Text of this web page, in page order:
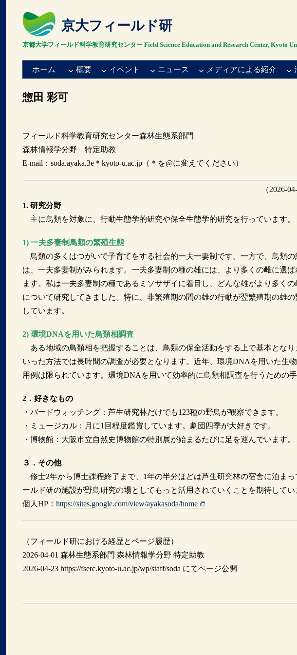
京大フィールド研
京都大学フィールド科学教育研究センター Field Science Education and Research Center, Kyoto
ホーム 概要 イベント ニュース メディアによる紹介
惣田 彩可
フィールド科学教育研究センター森林生態系部門
森林情報学分野 特定助教
E-mail：soda.ayaka.3e＊kyoto-u.ac.jp（＊を@に変えてください）
（2026-
1. 研究分野
主に鳥類を対象に、行動生態学的研究や保全生態学的研究を行っています。
1) 一夫多妻制鳥類の繁殖生態
鳥類の多くはつがいで子育てをする社会的一夫一妻制です。一方で、鳥類の
は、一夫多妻制がみられます。一夫多妻制の種の雄には、より多くの雌に選
ます。私は一夫多妻制の種であるミソサザイに着目し、どんな雄がより多く
について研究してきました。特に、非繁殖期の間の雄の行動が翌繁殖期の雄
しています。
2) 環境DNAを用いた鳥類相調査
ある地域の鳥類相を把握することは、鳥類の保全活動をする上で基本とな
いった方法では長時間の調査が必要となります。近年、環境DNAを用いた生
用例は限られています。環境DNAを用いて効率的に鳥類相調査を行うための
2．好きなもの
・バードウォッチング：芦生研究林だけでも123種の野鳥が観察できます。
・ミュージカル：月に1回程度鑑賞しています。劇団四季が大好きです。
・博物館：大阪市立自然史博物館の特別展が始まるたびに足を運んでいます。
３．その他
修士2年から博士課程終了まで、1年の半分ほどは芦生研究林の宿舎に泊ま
ールド研の施設が野鳥研究の場としてもっと活用されていくことを期待してい
個人HP： https://sites.google.com/view/ayakasoda/home
（フィールド研における経歴とページ履歴）
2026-04-01 森林生態系部門 森林情報学分野 特定助教
2026-04-23 https://fserc.kyoto-u.ac.jp/wp/staff/soda にてページ公開